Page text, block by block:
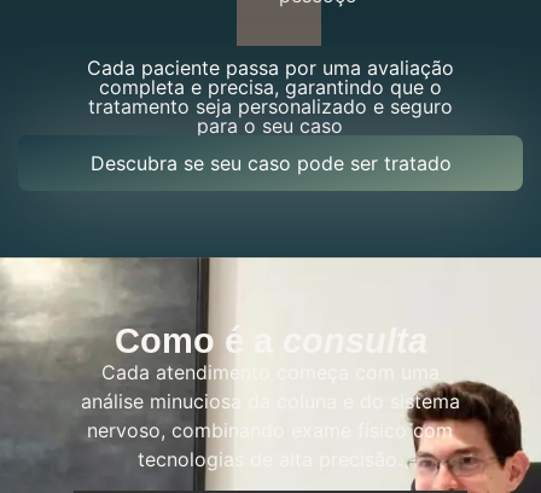
Cada paciente passa por uma avaliação
completa e precisa, garantindo que o
tratamento seja personalizado e seguro
para o seu caso
Descubra se seu caso pode ser tratado
Como é a consulta
Cada atendimento começa com uma
análise minuciosa da coluna e do sistema
nervoso, combinando exame físico com
tecnologias de alta precisão.